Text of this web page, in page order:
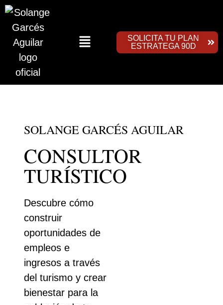
SOLICITA TU PLAN
ESTRATEGA 90D
SOLANGE GARCÉS AGUILAR
CONSULTOR
TURÍSTICO
Descubre cómo
construir
oportunidades de
empleos e
ingresos a través
del turismo y crear
bienestar para la